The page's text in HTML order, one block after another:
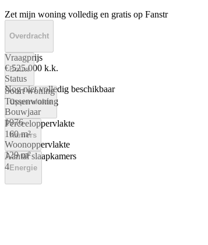
Zet mijn woning volledig en gratis op Fanstr
Overdracht
Vraagprijs
€ 525.000 k.k.
Status
Nog niet volledig beschikbaar
Bouw
Soort woning
Tussenwoning
Bouwjaar
1976
Oppervlakte
Perceeloppervlakte
160 m²
Woonoppervlakte
129 m²
Kamers
Aantal slaapkamers
4 Energie